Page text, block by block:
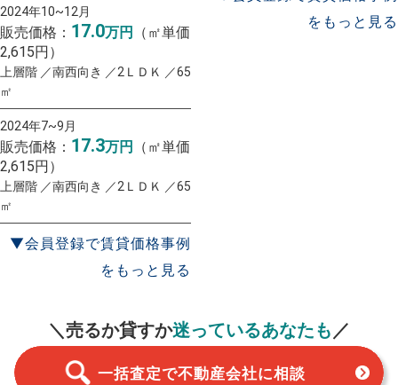
2024年10~12月
販売価格： 17.0万円
（㎡単価
2,615円）
上層階 ／南西向き ／2ＬＤＫ ／65
㎡
2024年7~9月
販売価格： 17.3万円
（㎡単価
2,615円）
上層階 ／南西向き ／2ＬＤＫ ／65
㎡
▼会員登録で賃貸価格事例
をもっと見る
をもっと見る
＼売るか貸すか迷っているあなたも／
一括査定で不動産会社に相談